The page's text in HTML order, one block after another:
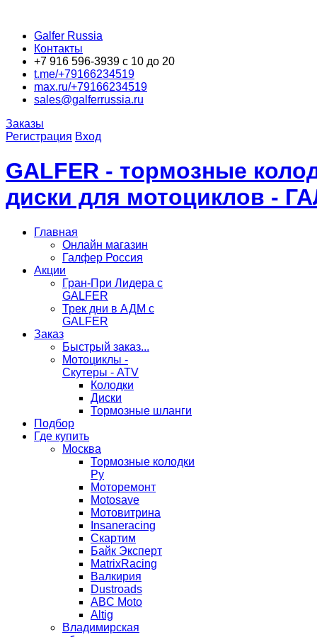
Galfer Russia
Контакты
+7 916 596-3939 с 10 до 20
t.me/+79166234519
max.ru/+79166234519
sales@galferrussia.ru
Заказы
Регистрация Вход
GALFER - тормозные
диски для мотоциклов -
Главная
Онлайн магазин
Галфер Россия
Акции
Гран-При Лидера c
GALFER
Трек дни в АДМ с
GALFER
Заказ
Быстрый заказ...
Мотоциклы -
Скутеры - ATV
Колодки
Диски
Тормозные шланги
Подбор
Где купить
Москва
Тормозные колодки
Ру
Моторемонт
Motosave
Мотовитрина
Insaneracing
Скартим
Байк Эксперт
MatrixRacing
Валкирия
Dustroads
ABC Moto
Altig
Владимирская